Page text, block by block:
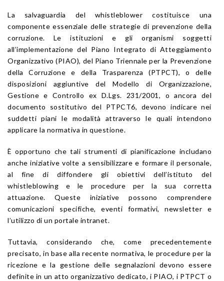
La salvaguardia del whistleblower costituisce una
componente essenziale delle strategie di prevenzione della
corruzione. Le istituzioni e gli organismi soggetti
all’implementazione del Piano Integrato di Atteggiamento
Organizzativo (PIAO), del Piano Triennale per la Prevenzione
della Corruzione e della Trasparenza (PTPCT), o delle
disposizioni aggiuntive del Modello di Organizzazione,
Gestione e Controllo ex D.Lgs. 231/2001, o ancora del
documento sostitutivo del PTPCT6, devono indicare nei
suddetti piani le modalità attraverso le quali intendono
applicare la normativa in questione.
È opportuno che tali strumenti di pianificazione includano
anche iniziative volte a sensibilizzare e formare il personale,
al fine di diffondere gli obiettivi dell’istituto del
whistleblowing e le procedure per la sua corretta
attuazione. Queste iniziative possono comprendere
comunicazioni specifiche, eventi formativi, newsletter e
l’utilizzo di un portale intranet.
Tuttavia, considerando che, come precedentemente
precisato, in base alla recente normativa, le procedure per la
ricezione e la gestione delle segnalazioni devono essere
definite in un atto organizzativo dedicato, i PIAO, i PTPCT o